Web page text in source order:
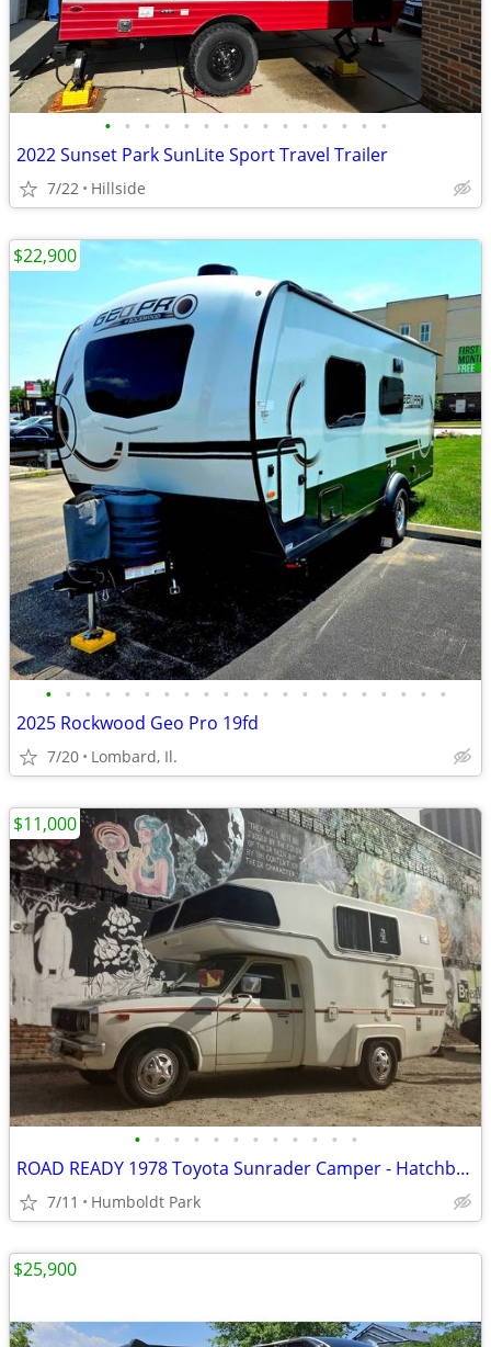
• • • • • • • • • • • • • • •
2022 Sunset Park SunLite Sport Travel Trailer
7/22 Hillside
• • • • • • • • • • • • • • • • • • • • •
2025 Rockwood Geo Pro 19fd
7/20 Lombard, Il.
$22,900
• • • • • • • • • • • •
ROAD READY 1978 Toyota Sunrader Camper - Hatchback
7/11 Humboldt Park
$11,000
$25,900